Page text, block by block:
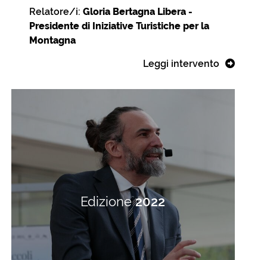
Relatore/i: Gloria Bertagna Libera -
Presidente di Iniziative Turistiche per la
Montagna
Leggi intervento
Edizione2022